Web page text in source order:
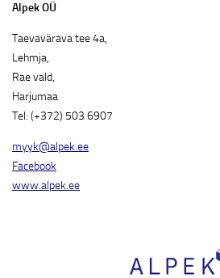
Alpek OÜ
Taevavärava tee 4a,
Lehmja,
Rae vald,
Harjumaa
Tel: (+372) 503 6907
myyk@alpek.ee
Facebook
www.alpek.ee